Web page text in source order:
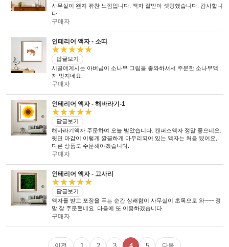
사무실이 왠지 꽊찬 느낌입니다. 액자 잘받아 셋팅했습니다. 감사합니
다
구매자
인테리어 액자 - 소띠
★★★★★
답글보기
시골에계시는 아버님이 소나무 그림을 좋와하셔서 주문한 소나무액
자 멋지네요.
구매자
인테리어 액자 - 해바라기-1
★★★★★
답글보기
해바라기액자 주문하여 오늘 받았습니다. 캔퍼스액자 정말 좋으네요.
뒷면 마감이 이렇게 깔끔하게 마무리되어 있는 액자는 처음 봤어요,.
다른 상품도 주문해야겠습니다.
구매자
인테리어 액자 - 고사리
★★★★★
답글보기
액자를 받고 포장을 푸는 순간 상쾌함이 사무실이 초록으로 와~~~ 정
말 잘 주문했네요. 다음에 또 이용하겠습니다.
구매자
이전 1 2 3 4 5 다음